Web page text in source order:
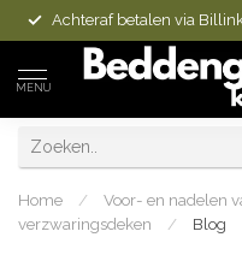
Achteraf betalen via
MENU
Home /
Voor- en nadelen
verzwaringsdeken
/ Blog